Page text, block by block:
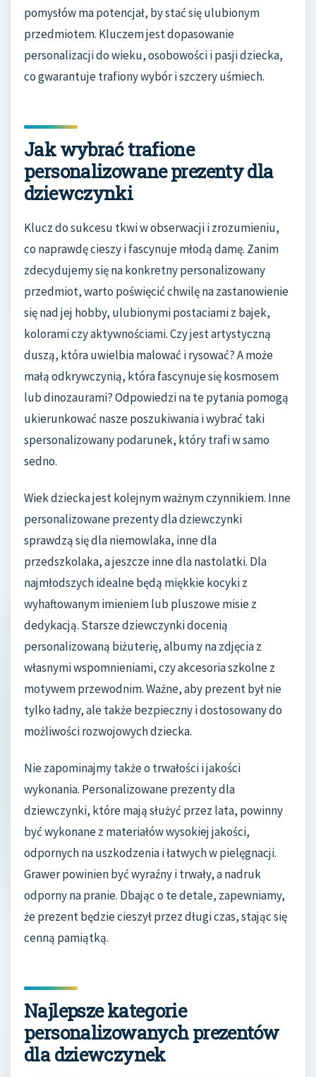
pomysłów ma potencjał, by stać się ulubionym
przedmiotem. Kluczem jest dopasowanie
personalizacji do wieku, osobowości i pasji dziecka,
co gwarantuje trafiony wybór i szczery uśmiech.
Jak wybrać trafione
personalizowane prezenty dla
dziewczynki
Klucz do sukcesu tkwi w obserwacji i zrozumieniu,
co naprawdę cieszy i fascynuje młodą damę. Zanim
zdecydujemy się na konkretny personalizowany
przedmiot, warto poświęcić chwilę na zastanowienie
się nad jej hobby, ulubionymi postaciami z bajek,
kolorami czy aktywnościami. Czy jest artystyczną
duszą, która uwielbia malować i rysować? A może
małą odkrywczynią, która fascynuje się kosmosem
lub dinozaurami? Odpowiedzi na te pytania pomogą
ukierunkować nasze poszukiwania i wybrać taki
spersonalizowany podarunek, który trafi w samo
sedno.
Wiek dziecka jest kolejnym ważnym czynnikiem. Inne
personalizowane prezenty dla dziewczynki
sprawdzą się dla niemowlaka, inne dla
przedszkolaka, a jeszcze inne dla nastolatki. Dla
najmłodszych idealne będą miękkie kocyki z
wyhaftowanym imieniem lub pluszowe misie z
dedykacją. Starsze dziewczynki docenią
personalizowaną biżuterię, albumy na zdjęcia z
własnymi wspomnieniami, czy akcesoria szkolne z
motywem przewodnim. Ważne, aby prezent był nie
tylko ładny, ale także bezpieczny i dostosowany do
możliwości rozwojowych dziecka.
Nie zapominajmy także o trwałości i jakości
wykonania. Personalizowane prezenty dla
dziewczynki, które mają służyć przez lata, powinny
być wykonane z materiałów wysokiej jakości,
odpornych na uszkodzenia i łatwych w pielęgnacji.
Grawer powinien być wyraźny i trwały, a nadruk
odporny na pranie. Dbając o te detale, zapewniamy,
że prezent będzie cieszył przez długi czas, stając się
cenną pamiątką.
Najlepsze kategorie
personalizowanych prezentów
dla dziewczynek